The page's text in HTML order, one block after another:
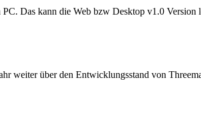
Das kann die Web bzw Desktop v1.0 Version
weiter über den Entwicklungsstand von